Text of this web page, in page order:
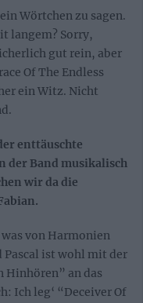
Wörtchen zu sagen.
langem? Sorry,
gut rein, aber
Of The Endless
ein Witz. Nicht
enttäuschte
der Band musikalisch
wir da die
von Harmonien
Pascal ist wohl mit der
an das
Ich leg‘ “Deceiver Of